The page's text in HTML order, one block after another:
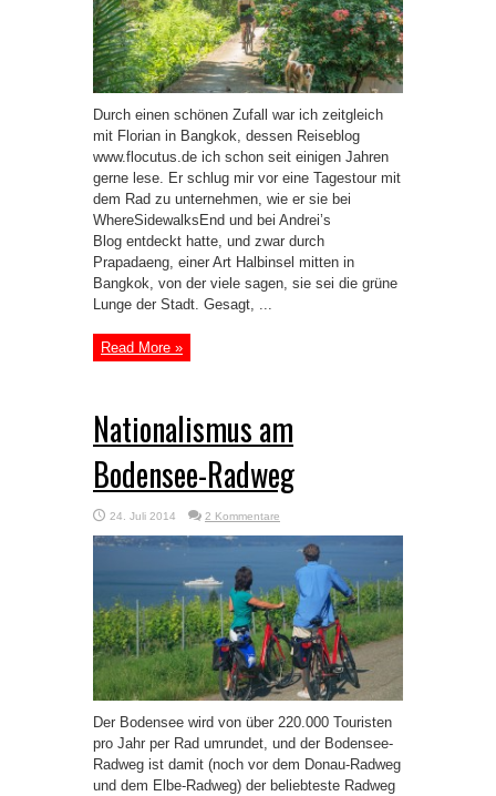
Durch einen schönen Zufall war ich zeitgleich
mit Florian in Bangkok, dessen Reiseblog
www.flocutus.de ich schon seit einigen Jahren
gerne lese. Er schlug mir vor eine Tagestour mit
dem Rad zu unternehmen, wie er sie bei
WhereSidewalksEnd und bei Andrei’s
Blog entdeckt hatte, und zwar durch
Prapadaeng, einer Art Halbinsel mitten in
Bangkok, von der viele sagen, sie sei die grüne
Lunge der Stadt. Gesagt, ...
Read More »
Nationalismus am
Bodensee-Radweg
24. Juli 2014 2 Kommentare
Der Bodensee wird von über 220.000 Touristen
pro Jahr per Rad umrundet, und der Bodensee-
Radweg ist damit (noch vor dem Donau-Radweg
und dem Elbe-Radweg) der beliebteste Radweg